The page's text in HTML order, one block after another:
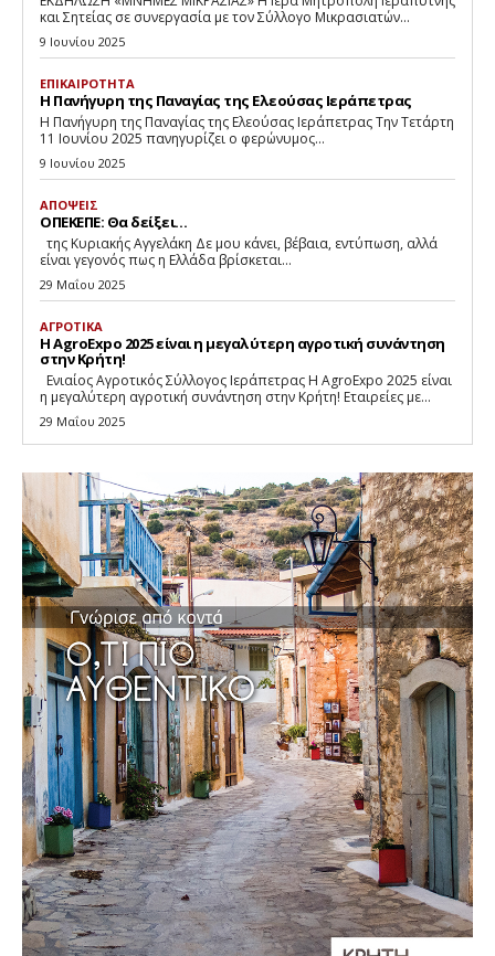
και Σητείας σε συνεργασία με τον Σύλλογο Μικρασιατών...
9 Ιουνίου 2025
ΕΠΙΚΑΙΡΟΤΗΤΑ
Η Πανήγυρη της Παναγίας της Ελεούσας Ιεράπετρας
Η Πανήγυρη της Παναγίας της Ελεούσας Ιεράπετρας Την Τετάρτη
11 Ιουνίου 2025 πανηγυρίζει ο φερώνυμος...
9 Ιουνίου 2025
ΑΠΟΨΕΙΣ
ΟΠΕΚΕΠΕ: Θα δείξει…
είναι γεγονός πως η Ελλάδα βρίσκεται...
29 Μαΐου 2025
ΑΓΡΟΤΙΚΑ
Η AgroExpo 2025 είναι η μεγαλύτερη αγροτική συνάντηση
στην Κρήτη!
Eνιαίος Αγροτικός Σύλλογος Ιεράπετρας Η AgroExpo 2025 είναι
η μεγαλύτερη αγροτική συνάντηση στην Κρήτη! Εταιρείες με...
29 Μαΐου 2025